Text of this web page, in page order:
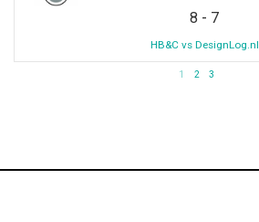
8 - 7
HB&C vs DesignLog.nl
1 2 3